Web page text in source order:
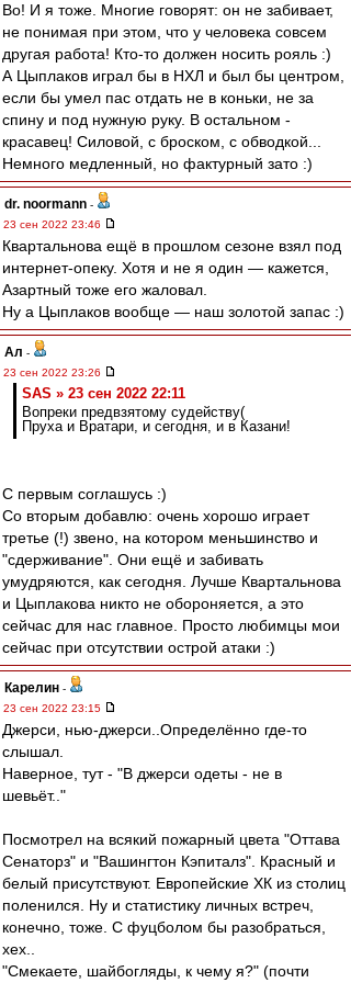
Во! И я тоже. Многие говорят: он не забивает,
не понимая при этом, что у человека совсем
другая работа! Кто-то должен носить рояль :)
А Цыплаков играл бы в НХЛ и был бы центром,
если бы умел пас отдать не в коньки, не за
спину и под нужную руку. В остальном -
красавец! Силовой, с броском, с обводкой...
Немного медленный, но фактурный зато :)
dr. noormann -
23 сен 2022 23:46
Квартальнова ещё в прошлом сезоне взял под
интернет-опеку. Хотя и не я один — кажется,
Азартный тоже его жаловал.
Ну а Цыплаков вообще — наш золотой запас :)
Ал -
23 сен 2022 23:26
SAS » 23 сен 2022 22:11
Вопреки предвзятому судейству(
Пруха и Вратари, и сегодня, и в Казани!
С первым соглашусь :)
Со вторым добавлю: очень хорошо играет
третье (!) звено, на котором меньшинство и
"сдерживание". Они ещё и забивать
умудряются, как сегодня. Лучше Квартальнова
и Цыплакова никто не обороняется, а это
сейчас для нас главное. Просто любимцы мои
сейчас при отсутствии острой атаки :)
Карелин -
23 сен 2022 23:15
Джерси, нью-джерси..Определённо где-то
слышал.
Наверное, тут - "В джерси одеты - не в
шевьёт.."
Посмотрел на всякий пожарный цвета "Оттава
Сенаторз" и "Вашингтон Кэпиталз". Красный и
белый присутствуют. Европейские ХК из столиц
поленился. Ну и статистику личных встреч,
конечно, тоже. С фуцболом бы разобраться,
хех..
"Смекаете, шайбогляды, к чему я?" (почти